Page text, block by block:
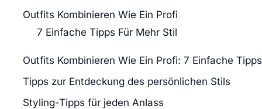
Outfits Kombinieren Wie Ein Profi
7 Einfache Tipps Für Mehr Stil
Outfits Kombinieren Wie Ein Profi: 7 Einfache
Tipps zur Entdeckung des persönlichen Stils
Styling-Tipps für jeden Anlass